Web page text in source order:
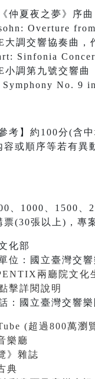
仲夏夜之夢》序曲
Overture from
大調交響協奏曲，
Sinfonia
小調第九號交響曲
No. 9
考】約100分(含
或順序等若有異
、1000、1500、
票(30張以上)，專
化部
位：國立臺灣交響
兩廳院文化
擊詳閱說明
：國立臺灣交響
(超過800萬瀏
樂廳
》雜誌
典